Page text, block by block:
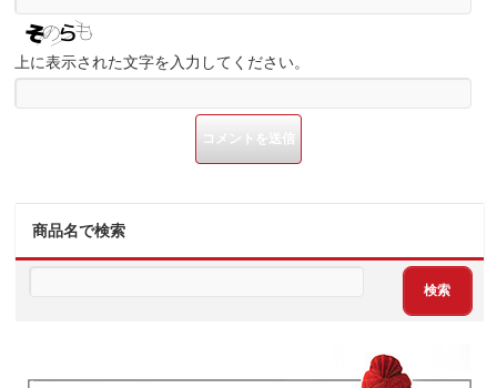
上に表示された文字を入力してください。
商品名で検索